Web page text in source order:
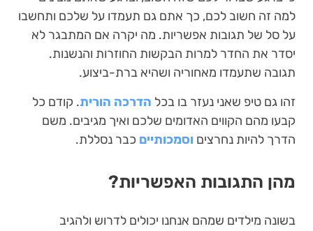
למה זה חשוב לכם, כך אתם גם תעמדו על שלכם ותחשבו
על סל של תגובות אפשריות. מה יקרה אם המתבגר לא
יסדר את החדר למרות הבקשות החוזרות והנשנות.
תגובה שתעמדו מאחוריה ושהיא ברת-ביצוע.
זהו גם טיפ שאני נעזר בו בכל הדרכה הורית. קודם כל
קבעו מהם הקווים האדומים שלכם ואיך מגיבים. משם
הדרך להיות נחרצים וסמכותיים כבר נסללת.
מהן התגובות האפשריות?
בשונה מילדים שמהם אנחנו יכולים לדרוש ולהגיב